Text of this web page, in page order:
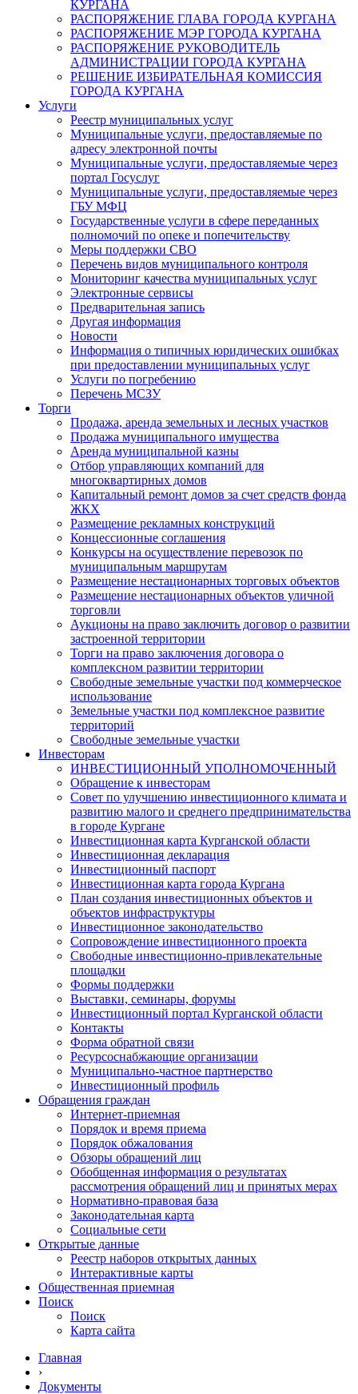
КУРГАНА
РАСПОРЯЖЕНИЕ ГЛАВА ГОРОДА КУРГАНА
РАСПОРЯЖЕНИЕ МЭР ГОРОДА КУРГАНА
РАСПОРЯЖЕНИЕ РУКОВОДИТЕЛЬ
АДМИНИСТРАЦИИ ГОРОДА КУРГАНА
РЕШЕНИЕ ИЗБИРАТЕЛЬНАЯ КОМИССИЯ
ГОРОДА КУРГАНА
Услуги
Реестр муниципальных услуг
Муниципальные услуги, предоставляемые по
адресу электронной почты
Муниципальные услуги, предоставляемые через
портал Госуслуг
Муниципальные услуги, предоставляемые через
ГБУ МФЦ
Государственные услуги в сфере переданных
полномочий по опеке и попечительству
Меры поддержки СВО
Перечень видов муниципального контроля
Мониторинг качества муниципальных услуг
Электронные сервисы
Предварительная запись
Другая информация
Новости
Информация о типичных юридических ошибках
при предоставлении муниципальных услуг
Услуги по погребению
Перечень МСЗУ
Торги
Продажа, аренда земельных и лесных участков
Продажа муниципального имущества
Аренда муниципальной казны
Отбор управляющих компаний для
многоквартирных домов
Капитальный ремонт домов за счет средств фонда
ЖКХ
Размещение рекламных конструкций
Концессионные соглашения
Конкурсы на осуществление перевозок по
муниципальным маршрутам
Размещение нестационарных торговых объектов
Размещение нестационарных объектов уличной
торговли
Аукционы на право заключить договор о развитии
застроенной территории
Торги на право заключения договора о
комплексном развитии территории
Свободные земельные участки под коммерческое
использование
Земельные участки под комплексное развитие
территорий
Свободные земельные участки
Инвесторам
ИНВЕСТИЦИОННЫЙ УПОЛНОМОЧЕННЫЙ
Обращение к инвесторам
Совет по улучшению инвестиционного климата и
развитию малого и среднего предпринимательства
в городе Кургане
Инвестиционная карта Курганской области
Инвестиционная декларация
Инвестиционный паспорт
Инвестиционная карта города Кургана
План создания инвестиционных объектов и
объектов инфраструктуры
Инвестиционное законодательство
Сопровождение инвестиционного проекта
Свободные инвестиционно-привлекательные
площадки
Формы поддержки
Выставки, семинары, форумы
Инвестиционный портал Курганской области
Контакты
Форма обратной связи
Ресурсоснабжающие организации
Муниципально-частное партнерство
Инвестиционный профиль
Обращения граждан
Интернет-приемная
Порядок и время приема
Порядок обжалования
Обзоры обращений лиц
Обобщенная информация о результатах
рассмотрения обращений лиц и принятых мерах
Нормативно-правовая база
Законодательная карта
Социальные сети
Открытые данные
Реестр наборов открытых данных
Интерактивные карты
Общественная приемная
Поиск
Поиск
Карта сайта
Главная
›
Документы